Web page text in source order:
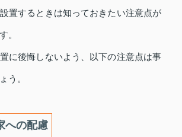
置するときは知っておきたい注意点が
。
に後悔しないよう、以下の注意点は事
う。
への配慮